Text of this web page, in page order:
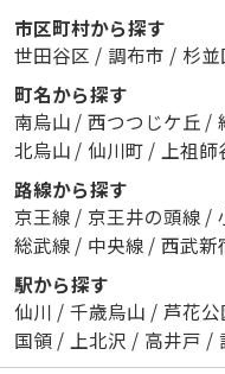
市区町村から探す
世田谷区 / 調布市 / 杉並
町名から探す
南烏山 / 西つつじケ丘 /
北烏山 / 仙川町 / 上祖師
路線から探す
京王線 / 京王井の頭線 /
総武線 / 中央線 / 西武新
駅から探す
仙川 / 千歳烏山 / 芦花公
国領 / 上北沢 / 高井戸 /